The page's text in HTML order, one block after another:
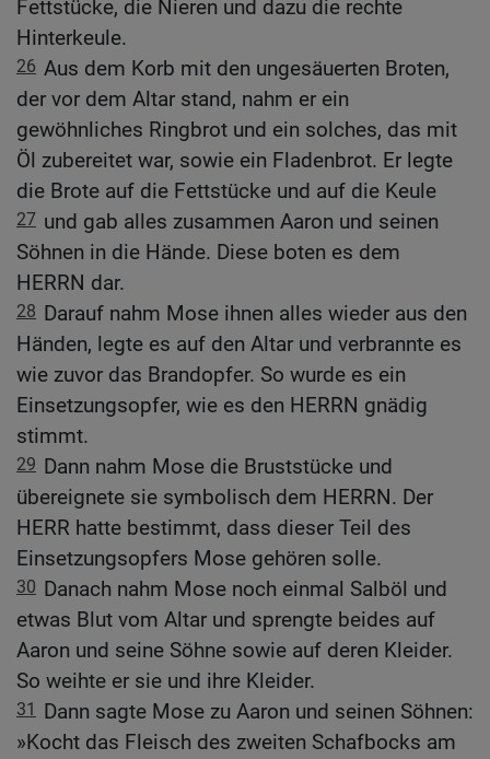
Fettstücke, die Nieren und dazu die rechte
Hinterkeule.
26 Aus dem Korb mit den ungesäuerten Broten,
der vor dem Altar stand, nahm er ein
gewöhnliches Ringbrot und ein solches, das mit
Öl zubereitet war, sowie ein Fladenbrot. Er legte
die Brote auf die Fettstücke und auf die Keule
27 und gab alles zusammen Aaron und seinen
Söhnen in die Hände. Diese boten es dem
HERRN dar.
28 Darauf nahm Mose ihnen alles wieder aus den
Händen, legte es auf den Altar und verbrannte es
wie zuvor das Brandopfer. So wurde es ein
Einsetzungsopfer, wie es den HERRN gnädig
stimmt.
29 Dann nahm Mose die Bruststücke und
übereignete sie symbolisch dem HERRN. Der
HERR hatte bestimmt, dass dieser Teil des
Einsetzungsopfers Mose gehören solle.
30 Danach nahm Mose noch einmal Salböl und
etwas Blut vom Altar und sprengte beides auf
Aaron und seine Söhne sowie auf deren Kleider.
So weihte er sie und ihre Kleider.
31
Dann sagte Mose zu Aaron und seinen Söhnen:
»Kocht das Fleisch des zweiten Schafbocks am